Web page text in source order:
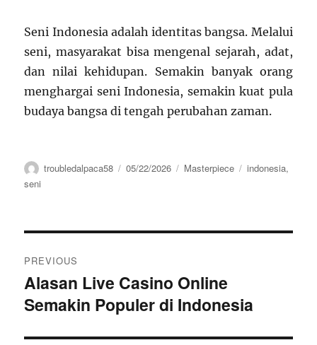
Seni Indonesia adalah identitas bangsa. Melalui
seni, masyarakat bisa mengenal sejarah, adat,
dan nilai kehidupan. Semakin banyak orang
menghargai seni Indonesia, semakin kuat pula
budaya bangsa di tengah perubahan zaman.
Author
troubledalpaca58
Posted
05/22/2026 Categories
Masterpiece Tags
indonesia,
seni
pos
PREVIOUS
Previous
post:
Alasan Live Casino Online
Semakin Populer di Indonesia